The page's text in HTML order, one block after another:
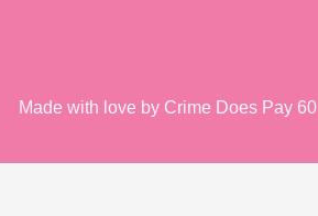
Made with love by Crime Does Pay 60